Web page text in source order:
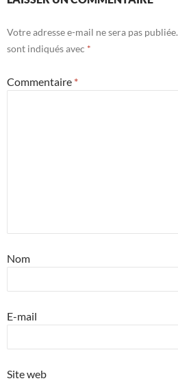
Votre adresse e-mail ne sera pas publiée.
sont indiqués avec *
Commentaire *
Nom
E-mail
Site web